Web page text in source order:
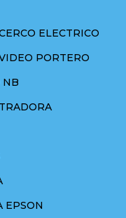
ELECTRICO
PORTERO
NB
EPSON